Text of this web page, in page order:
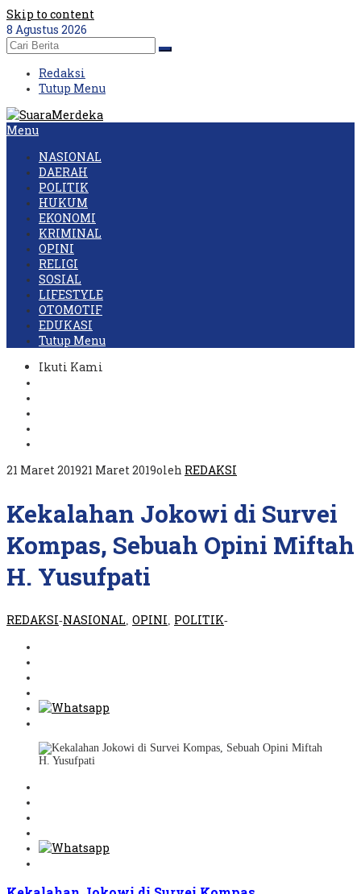
Skip to content
8 Agustus 2026
Redaksi
Tutup Menu
Menu
NASIONAL
DAERAH
POLITIK
HUKUM
EKONOMI
KRIMINAL
OPINI
RELIGI
SOSIAL
LIFESTYLE
OTOMOTIF
EDUKASI
Tutup Menu
Ikuti Kami
21 Maret 201921 Maret 2019oleh REDAKSI
Kekalahan Jokowi di Survei
Kompas, Sebuah Opini Miftah
H. Yusufpati
REDAKSI-NASIONAL OPINI POLITIK-